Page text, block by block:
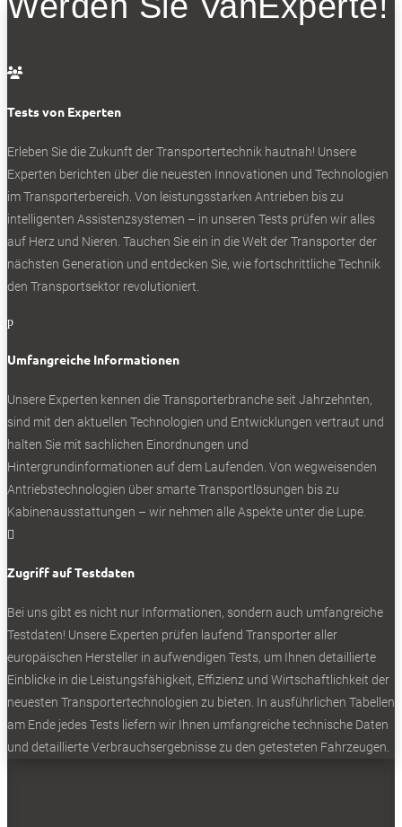
Im April dieses Jahres präsentiert Mercedes im nächsten
Modellreihe. Und kündigt gewohnt wortgewaltig an: „Das
Van über exklusive VIP-Shuttles bis hin zu luxuriösen
Erweiterung des Modellportfolios in den Top-End-Bereich.“
Wir sind gespannt.
Mehr zum Thema der neuen Generation:
Mercedes: das ist der Nachfolger des eVito
Vorgekühlt auf minus 30 Grad Celsius: Erprobung unter
Extrembedingungen.
Im milden Licht der Polarsonne: Testwagen der künftigen V-

Tests von Experten
Erleben Sie die Zukunft der Transportertechnik hautnah! Unsere
Experten berichten über die neuesten Innovationen und Technologien
im Transporterbereich. Von leistungsstarken Antrieben bis zu
intelligenten Assistenzsystemen – in unseren Tests prüfen wir alles
auf Herz und Nieren. Tauchen Sie ein in die Welt der Transporter der
nächsten Generation und entdecken Sie, wie fortschrittliche Technik
den Transportsektor revolutioniert.
p
Umfangreiche Informationen
Unsere Experten kennen die Transporterbranche seit Jahrzehnten,
sind mit den aktuellen Technologien und Entwicklungen vertraut und
halten Sie mit sachlichen Einordnungen und
Hintergrundinformationen auf dem Laufenden. Von wegweisenden
Antriebstechnologien über smarte Transportlösungen bis zu
Kabinenausstattungen – wir nehmen alle Aspekte unter die Lupe.

Zugriff auf Testdaten
Bei uns gibt es nicht nur Informationen, sondern auch umfangreiche
Testdaten! Unsere Experten prüfen laufend Transporter aller
europäischen Hersteller in aufwendigen Tests, um Ihnen detaillierte
Einblicke in die Leistungsfähigkeit, Effizienz und Wirtschaftlichkeit der
neuesten Transportertechnologien zu bieten. In ausführlichen Tabellen
am Ende jedes Tests liefern wir Ihnen umfangreiche technische Daten
und detaillierte Verbrauchsergebnisse zu den getesteten Fahrzeugen.